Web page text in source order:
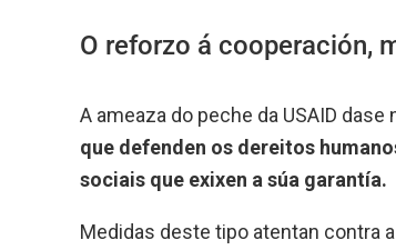
O reforzo á cooperación,
A ameaza do peche da USAID dase
que defenden os dereitos
sociais que exixen a súa garantía.
Medidas deste tipo atentan contra